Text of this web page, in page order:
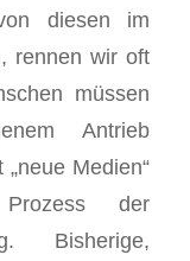
diesen im
rennen wir oft
müssen
Antrieb
Medien“
der
Bisherige,